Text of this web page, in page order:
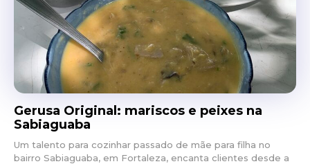
Gerusa Original: mariscos e peixes na
Sabiaguaba
Um talento para cozinhar passado de mãe para filha no
bairro Sabiaguaba, em Fortaleza, encanta clientes desde a